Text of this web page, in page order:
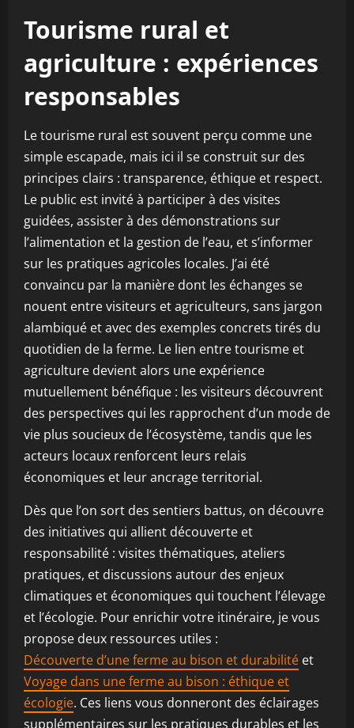
Tourisme rural et
agriculture : expériences
responsables
Le tourisme rural est souvent perçu comme une
simple escapade, mais ici il se construit sur des
principes clairs : transparence, éthique et respect.
Le public est invité à participer à des visites
guidées, assister à des démonstrations sur
l’alimentation et la gestion de l’eau, et s’informer
sur les pratiques agricoles locales. J’ai été
convaincu par la manière dont les échanges se
nouent entre visiteurs et agriculteurs, sans jargon
alambiqué et avec des exemples concrets tirés du
quotidien de la ferme. Le lien entre tourisme et
agriculture devient alors une expérience
mutuellement bénéfique : les visiteurs découvrent
des perspectives qui les rapprochent d’un mode de
vie plus soucieux de l’écosystème, tandis que les
acteurs locaux renforcent leurs relais
économiques et leur ancrage territorial.
Dès que l’on sort des sentiers battus, on découvre
des initiatives qui allient découverte et
responsabilité : visites thématiques, ateliers
pratiques, et discussions autour des enjeux
climatiques et économiques qui touchent l’élevage
et l’écologie. Pour enrichir votre itinéraire, je vous
propose deux ressources utiles :
Découverte d’une ferme au bison et durabilité et
Voyage dans une ferme au bison : éthique et
écologie. Ces liens vous donneront des éclairages
supplémentaires sur les pratiques durables et les